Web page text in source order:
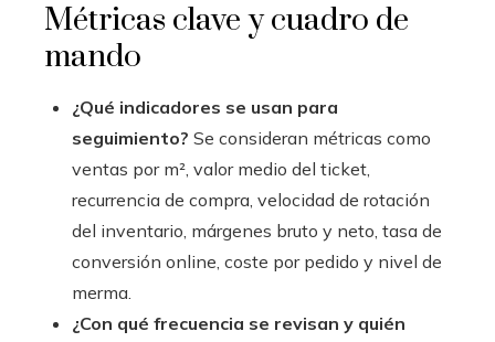
Métricas clave y cuadro de
mando
¿Qué indicadores se usan para
seguimiento? Se consideran métricas como
ventas por m², valor medio del ticket,
recurrencia de compra, velocidad de rotación
del inventario, márgenes bruto y neto, tasa de
conversión online, coste por pedido y nivel de
merma.
¿Con qué frecuencia se revisan y quién